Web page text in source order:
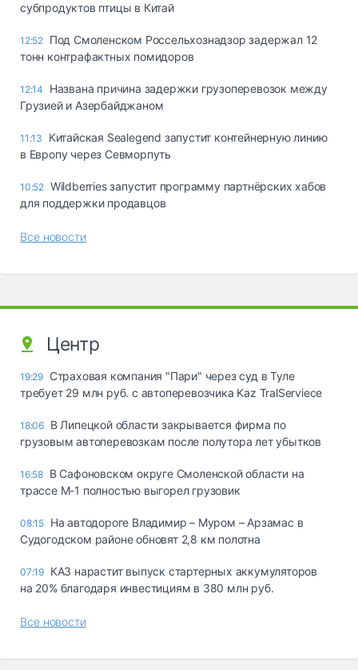
субпродуктов птицы в Китай
12:52 Под Смоленском Россельхознадзор задержал 12
тонн контрафактных помидоров
12:14
Названа причина задержки грузоперевозок между
Грузией и Азербайджаном
11:13
Китайская Sealegend запустит контейнерную линию
в Европу через Севморпуть
10:52 Wildberries запустит программу партнёрских хабов
для поддержки продавцов
Все новости
Центр
19:29 Страховая компания "Пари" через суд в Туле
требует 29 млн руб. с автоперевозчика Kaz TralServiece
18:06 В Липецкой области закрывается фирма по
грузовым автоперевозкам после полутора лет убытков
16:58 В Сафоновском округе Смоленской области на
трассе М-1 полностью выгорел грузовик
08:15 На автодороге Владимир – Муром – Арзамас в
Судогодском районе обновят 2,8 км полотна
07:19 КАЗ нарастит выпуск стартерных аккумуляторов
на 20% благодаря инвестициям в 380 млн руб.
Все новости